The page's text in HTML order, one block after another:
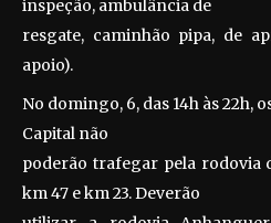
inspeção, ambulância de
resgate, caminhão pipa, de
apoio).
No domingo, 6, das 14h às 22h,
Capital não
poderão trafegar pela rodovia
km 47 e km 23. Deverão